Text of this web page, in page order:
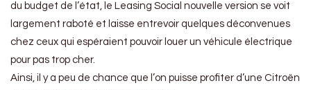
du budget de l’état, le Leasing Social nouvelle version se voit
largement raboté et laisse entrevoir quelques déconvenues
chez ceux qui espéraient pouvoir louer un véhicule électrique
pour pas trop cher.
Ainsi, il y a peu de chance que l’on puisse profiter d’une Citroën